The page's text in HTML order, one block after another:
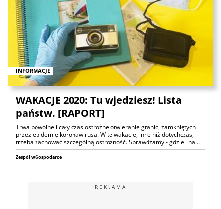
INFORMACJE
WAKACJE 2020: Tu wjedziesz! Lista
państw. [RAPORT]
Trwa powolne i cały czas ostrożne otwieranie granic, zamkniętych
przez epidemię koronawirusa. W te wakacje, inne niż dotychczas,
trzeba zachować szczególną ostrożność. Sprawdzamy - gdzie i na…
Zespół wGospodarce
REKLAMA